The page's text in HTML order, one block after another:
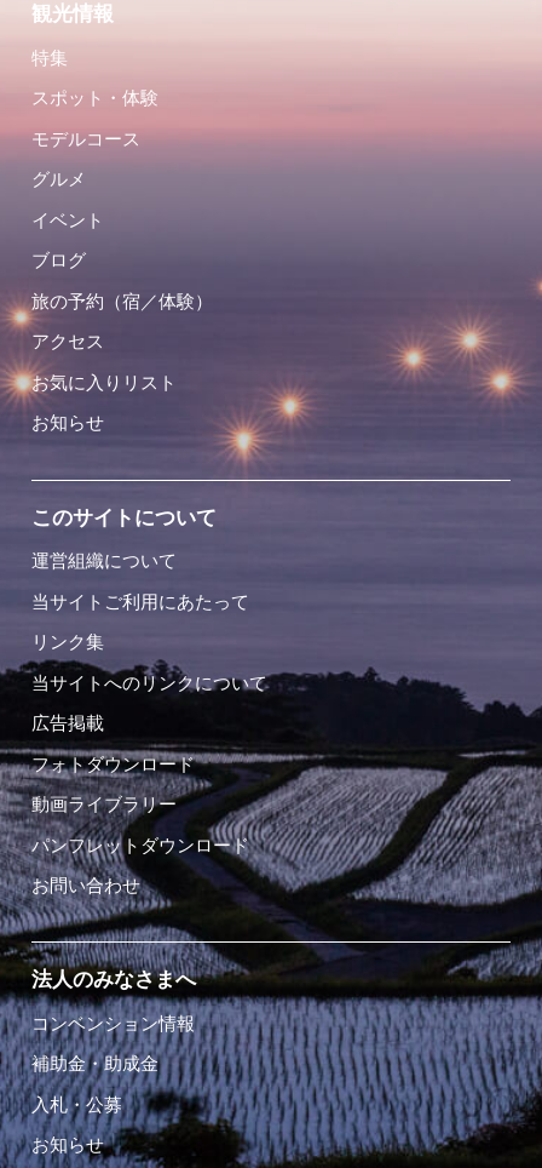
観光情報
特集
スポット・体験
モデルコース
グルメ
イベント
ブログ
旅の予約（宿／体験）
アクセス
お気に入りリスト
お知らせ
このサイトについて
運営組織について
当サイトご利用にあたって
リンク集
当サイトへのリンクについて
広告掲載
フォトダウンロード
動画ライブラリー
パンフレットダウンロード
お問い合わせ
法人のみなさまへ
コンベンション情報
補助金・助成金
入札・公募
お知らせ